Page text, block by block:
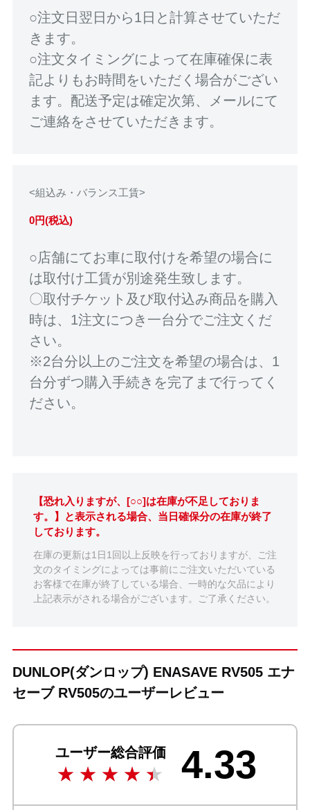
○注文日翌日から1日と計算させていただ
きます。
○注文タイミングによって在庫確保に表
記よりもお時間をいただく場合がござい
ます。配送予定は確定次第、メールにて
ご連絡をさせていただきます。
<組込み・バランス工賃>
0円(税込)
○店舗にてお車に取付けを希望の場合に
は取付け工賃が別途発生致します。
〇取付チケット及び取付込み商品を購入
時は、1注文につき一台分でご注文くだ
さい。
※2台分以上のご注文を希望の場合は、1
台分ずつ購入手続きを完了まで行ってく
ださい。
【恐れ入りますが、[○○]は在庫が不足しておりま
す。】と表示される場合、当日確保分の在庫が終了
しております。
在庫の更新は1日1回以上反映を行っておりますが、ご注
文のタイミングによっては事前にご注文いただいている
お客様で在庫が終了している場合、一時的な欠品により
上記表示がされる場合がございます。ご了承ください。
DUNLOP(ダンロップ) ENASAVE RV505 エナ
セーブ RV505のユーザーレビュー
ユーザー総合評価 4.33